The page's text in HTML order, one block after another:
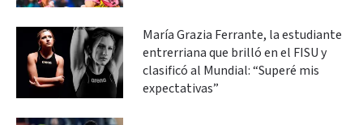
María Grazia Ferrante, la estudiante
entrerriana que brilló en el FISU y
clasificó al Mundial: “Superé mis
expectativas”